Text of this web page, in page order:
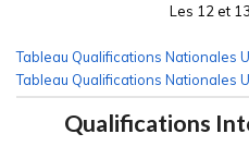
Les 12 et
Tableau Qualifications Nationales
Tableau Qualifications Nationales
Qualifications